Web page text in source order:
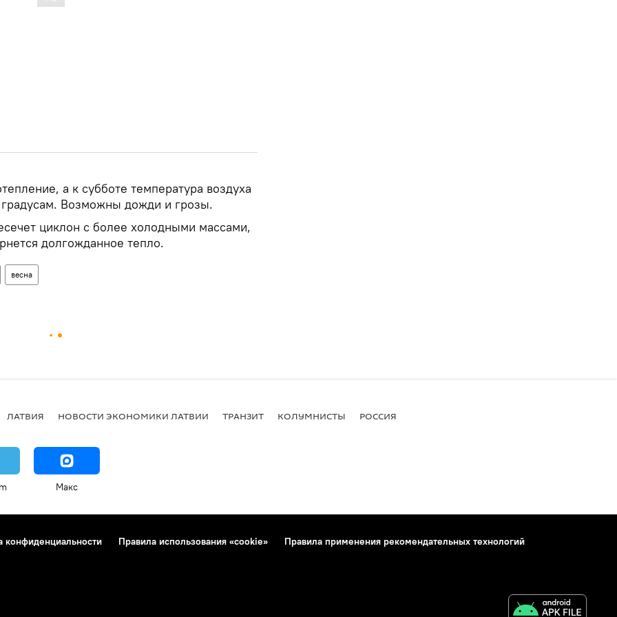
а к субботе температура воздуха
Возможны дожди и грозы.
циклон с более холодными массами,
долгожданное тепло.
весна
ЛАТВИЯ НОВОСТИ ЭКОНОМИКИ ЛАТВИИ ТРАНЗИТ КОЛУМНИСТЫ РОССИЯ
Макс
конфиденциальности Правила использования «cookie» Правила применения рекомендательных технологий